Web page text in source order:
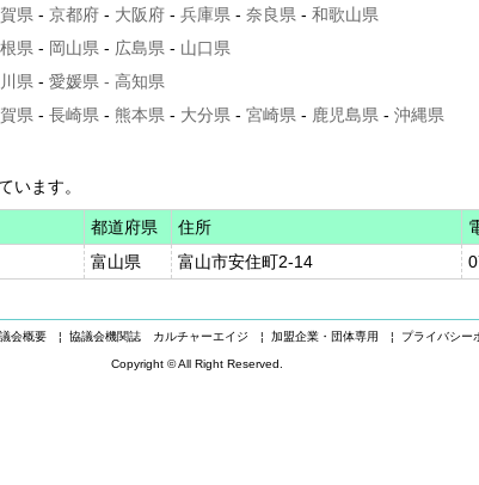
県 - 京都府 - 大阪府 - 兵庫県 - 奈良県 - 和歌山県
県 - 岡山県 - 広島県 - 山口県
県 - 愛媛県 - 高知県
県 - 長崎県 - 熊本県 - 大分県 - 宮崎県 - 鹿児島県 - 沖縄県
います。
都道府県 住所
富山県 富山市安住町2-14
会概要 ¦ 協議会機関誌 カルチャーエイジ ¦ 加盟企業・団体専用 ¦ プライバシー
Copyright © All Right Reserved.